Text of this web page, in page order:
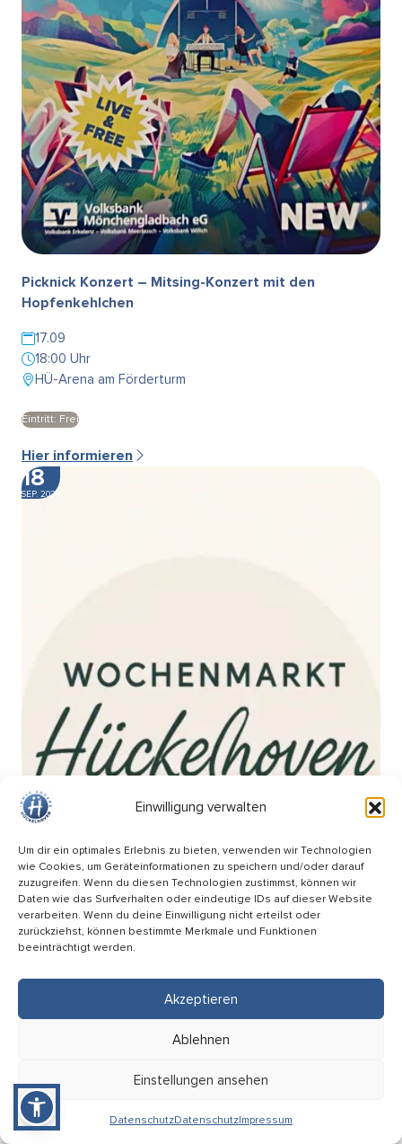
Einwilligung verwalten
Um dir ein optimales Erlebnis zu bieten, verwenden wir Technologien
wie Cookies, um Geräteinformationen zu speichern und/oder darauf
zuzugreifen. Wenn du diesen Technologien zustimmst, können wir
Daten wie das Surfverhalten oder eindeutige IDs auf dieser Website
verarbeiten. Wenn du deine Einwilligung nicht erteilst oder
zurückziehst, können bestimmte Merkmale und Funktionen
beeinträchtigt werden.
Akzeptieren
Ablehnen
Einstellungen ansehen
DatenschutzDatenschutzImpressum
Picknick Konzert – Mitsing-Konzert mit den
Hopfenkehlchen
17.09
18:00 Uhr
HÜ-Arena am Förderturm
Eintritt: Frei
Hier informieren
18
SEP. 2026
Wochenmarkt am Breteuilplatz
08:00 Uhr
Hückelhoven (Breteuilplatz)